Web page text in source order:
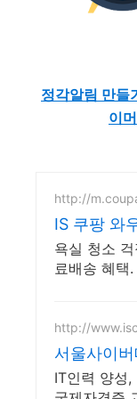
정각알림 만들
이머
http://
IS 쿠팡 와
욕실 청소
료배송 혜택
http://
서울사이
공학과
IT인력 양성,